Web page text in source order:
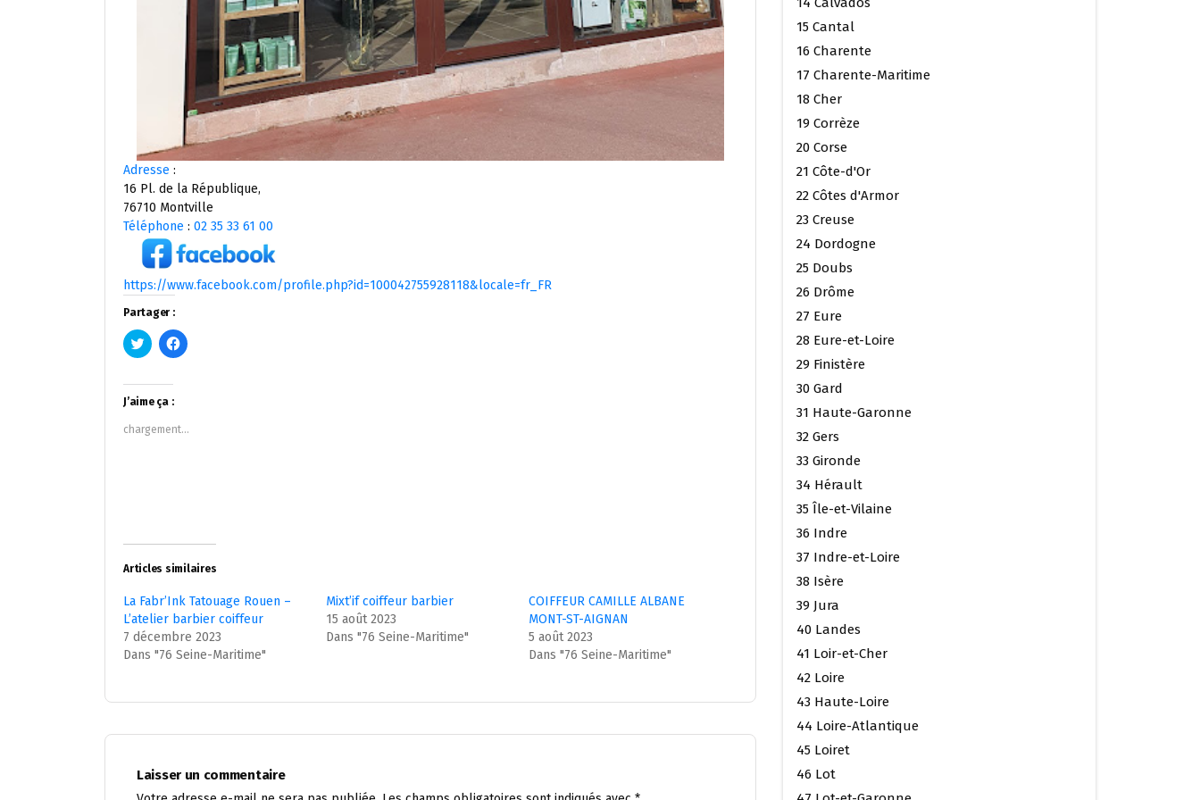
Adresse :
16 Pl. de la République,
76710 Montville
Téléphone : 02 35 33 61 00
https://www.facebook.com/profile.php?id=100042755928118&locale=fr_FR
Partager :
Cliquez
pour
Twitter(ouvre
dans
une
nouvelle
fenêtre)
Cliquez
pour
fenêtre)
J’aime ça :
chargement…
Articles similaires
La Fabr’Ink Tatouage Rouen –
L’atelier barbier coiffeur
7 décembre 2023
Dans "76 Seine-Maritime"
Mixt’if coiffeur barbier
15 août 2023
Dans "76 Seine-Maritime"
COIFFEUR CAMILLE ALBANE
MONT-ST-AIGNAN
5 août 2023
Dans "76 Seine-Maritime"
Laisser un commentaire
15 Cantal
16 Charente
17 Charente-Maritime
18 Cher
19 Corrèze
20 Corse
21 Côte-d'Or
22 Côtes d'Armor
23 Creuse
24 Dordogne
25 Doubs
26 Drôme
27 Eure
28 Eure-et-Loire
29 Finistère
30 Gard
31 Haute-Garonne
32 Gers
33 Gironde
34 Hérault
35 Île-et-Vilaine
36 Indre
37 Indre-et-Loire
38 Isère
39 Jura
40 Landes
41 Loir-et-Cher
42 Loire
43 Haute-Loire
44 Loire-Atlantique
45 Loiret
46 Lot